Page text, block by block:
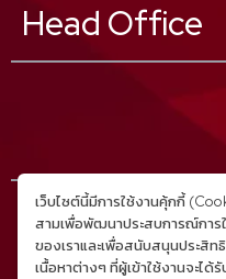
Head Office
Ladphrao Sub-District,
Tel :02 025 8888
Fax :02 025 8880
Call Center :02 025 8889
59/23 Moo.1
Nongkam Sub-District,
เว็บไซต์นี้มีการใช้งานคุ้กกี้
สามเพื่อพัฒนาประสบการณ์การ
ของเราและเพื่อสนับสนุนประสิท
เนื้อหาต่างๆ ที่ผู้เข้าใช้งานจะไ